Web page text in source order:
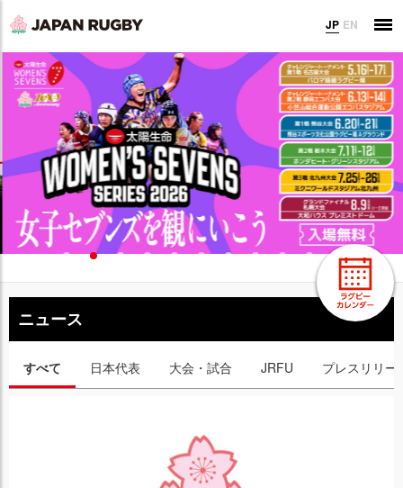
JP EN
ニュース
すべて 日本代表 大会・試合 JRFU プレスリリー